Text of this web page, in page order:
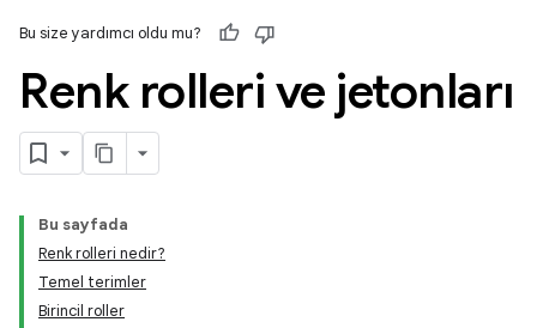
Bu size yardımcı oldu mu?
Renk rolleri ve jetonları
Bu sayfada
Renk rolleri nedir?
Temel terimler
Birincil roller